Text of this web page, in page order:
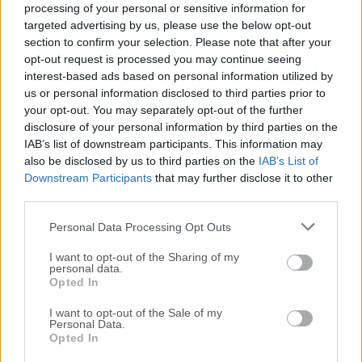
processing of your personal or sensitive information for
targeted advertising by us, please use the below opt-out
section to confirm your selection. Please note that after your
opt-out request is processed you may continue seeing
interest-based ads based on personal information utilized by
us or personal information disclosed to third parties prior to
your opt-out. You may separately opt-out of the further
disclosure of your personal information by third parties on the
IAB’s list of downstream participants. This information may
also be disclosed by us to third parties on the IAB’s List of
Downstream Participants that may further disclose it to other
Personal Data Processing Opt Outs
I want to opt-out of the Sharing of my
personal data.
Opted In
I want to opt-out of the Sale of my
Personal Data.
Opted In
© RIPRODUZIONE RISERVATA
Vai alla home
Commenti
Nessun commento presente
Commenta